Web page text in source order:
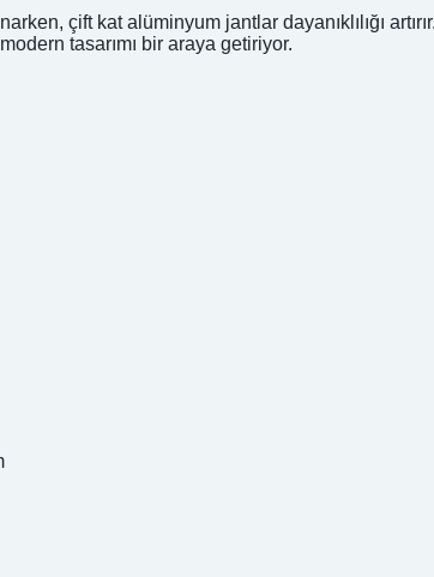
çift kat alüminyum jantlar dayanıklılığı
tasarımı bir araya getiriyor.